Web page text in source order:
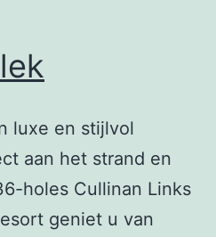
luxe en stijlvol
aan het strand en
holes Cullinan Links
geniet u van